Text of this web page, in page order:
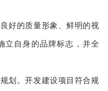
的质量形象、鲜明的视
立自身的品牌标志，并全
。开发建设项目符合规